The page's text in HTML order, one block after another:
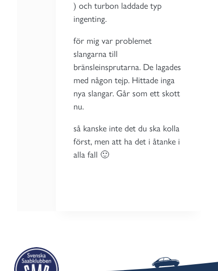
) och turbon laddade typ
ingenting.
för mig var problemet
slangarna till
bränsleinsprutarna. De lagades
med någon tejp. Hittade inga
nya slangar. Går som ett skott
nu.
så kanske inte det du ska kolla
först, men att ha det i åtanke i
alla fall 🙂